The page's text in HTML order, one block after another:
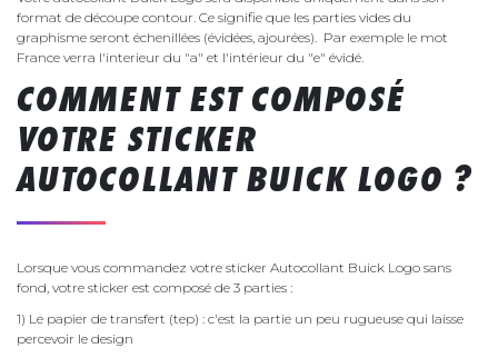
format de découpe contour. Ce signifie que les parties vides du
graphisme seront échenillées (évidées, ajourées). Par exemple le mot
France verra l'interieur du "a" et l'intérieur du "e" évidé.
COMMENT EST COMPOSÉ
VOTRE STICKER
AUTOCOLLANT BUICK LOGO ?
Lorsque vous commandez votre sticker Autocollant Buick Logo sans
fond, votre sticker est composé de 3 parties :
1) Le papier de transfert (tep) : c'est la partie un peu rugueuse qui laisse
percevoir le design